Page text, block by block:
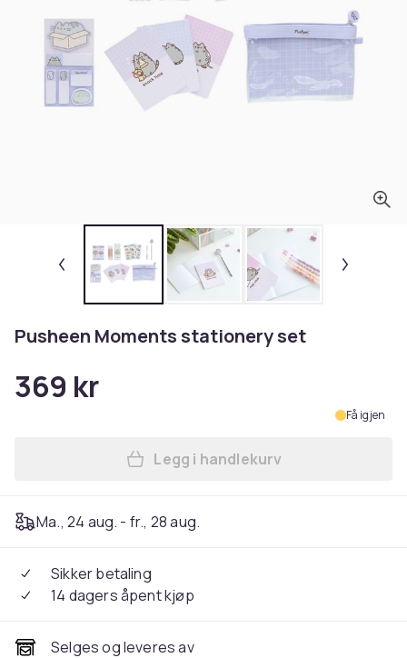
Pusheen Moments stationery set
369 kr
Få igjen
Legg Pusheen Moments
Legg i handlekurv
Ma., 24 aug. - fr., 28 aug.
Sikker betaling
14 dagers åpent kjøp
Selges og leveres av